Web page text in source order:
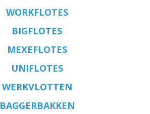
WORKFLOTES
BIGFLOTES
MEXEFLOTES
UNIFLOTES
WERKVLOTTEN
BAGGERBAKKEN